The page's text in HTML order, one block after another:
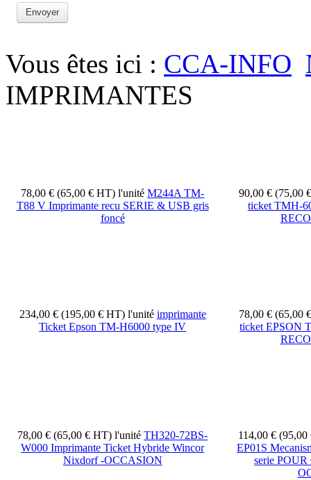
Envoyer
Vous êtes ici : CCA-INFO
IMPRIMANTES
78,00 € (65,00 € HT)l'unité M244A TM-
T88 V Imprimante recu SERIE & USB gris
foncé
90,00 € (75,00
ticket TMH-
234,00 € (195,00 € HT) l'unité imprimante
Ticket Epson TM-H6000 type IV
78,00 € (65,00
ticket EPSON
78,00 € (65,00 € HT)l'unité TH320-72BS-
W000 Imprimante Ticket Hybride Wincor
Nixdorf -OCCASION
114,00 €
EP01S
serie